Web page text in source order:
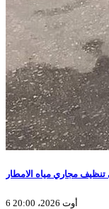
مجاري مياه الامطار
6 أوت 2026، 20:00